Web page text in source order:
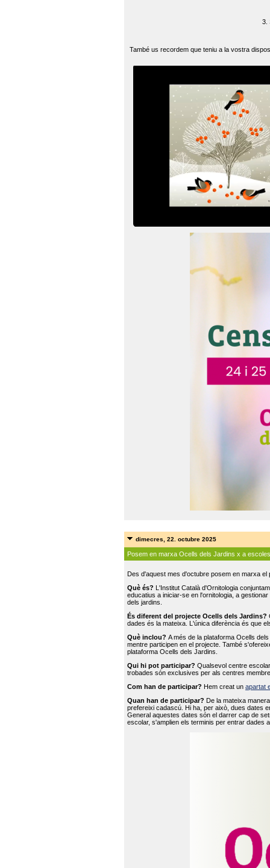
3.
També us recordem que teniu a la vostra
dimecres, 22. octubre 2025
Posem en marxa Ocells dels Jardins x a escoles
Des d'aquest mes d'octubre posem en marxa
Què és? L'Institut Català d'Ornitologia
educatius a iniciar-se en l'ornitologia, a
dels jardins.
És diferent del projecte Ocells dels Jardins?
dades és la mateixa. L'única diferència és que
Què inclou? A més de la plataforma Ocells
mentre participen en el projecte. També
plataforma Ocells dels Jardins.
Qui hi pot participar? Qualsevol centre
trobades són exclusives per als centres
Com han de participar? Hem creat un apartat
Quan han de participar? De la mateixa
prefereixi cadascú. Hi ha, per això, dues dates
General aquestes dates són el darrer cap de
escolar, s'amplien els terminis per entrar dades